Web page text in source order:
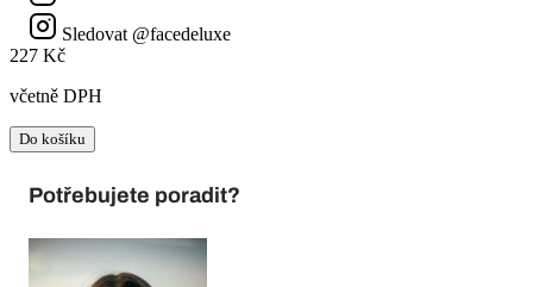
Sledovat @facedeluxe
227 Kč
včetně DPH
Do košíku
Potřebujete poradit?